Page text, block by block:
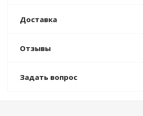
Доставка
Отзывы
Задать вопрос